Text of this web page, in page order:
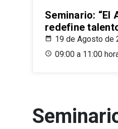
Seminario: “El
redefine
19 de Agosto de
09:00 a 11:00